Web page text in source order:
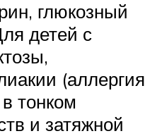
глюкозный
детей с
(аллергия
тонком
и затяжной